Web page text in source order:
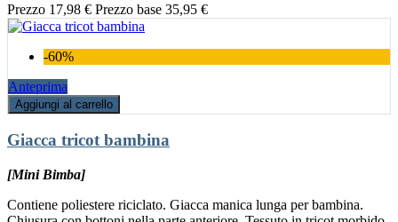
Prezzo 17,98 € Prezzo base 35,95 €
-60%
Anteprima
Aggiungi al carrello
Giacca tricot bambina
[Mini Bimba]
Contiene poliestere riciclato. Giacca manica lunga per bambina.